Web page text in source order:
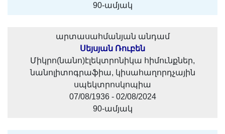
90-ամյակ
արտասահմանյան անդամ
Սեյսյան Ռուբեն
Միկրո(նանո)էլեկտրոնիկա հիմունքներ,
նանոլիտոգրաֆիա, կիսահաղորդչային
սպեկտրոսկոպիա
07/08/1936 - 02/08/2024
90-ամյակ